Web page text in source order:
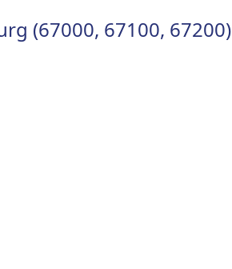
(67000, 67100, 67200)